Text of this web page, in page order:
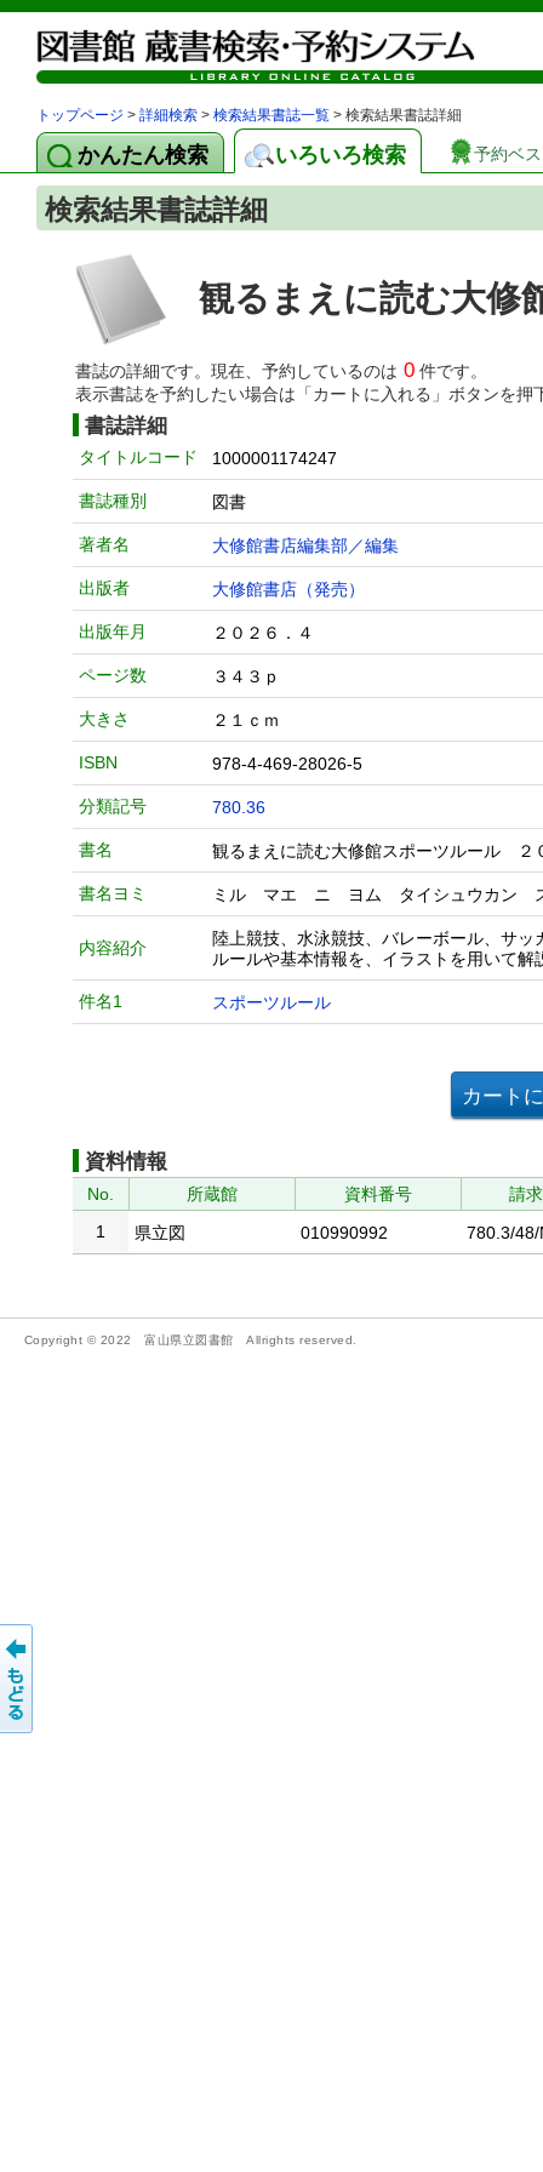
トップページ > 詳細検索 > 検索結果書誌一覧 > 検索結果書誌詳細
かんたん検索 いろいろ検索 予約ベ
検索結果書誌詳細
観るまえに読む大
書誌の詳細です。現在、予約しているのは 0 件です。
表示書誌を予約したい場合は「カートに入れる」ボタンを押
書誌詳細
タイトルコード 1000001174247
書誌種別 図書
著者名 大修館書店編集部／編集
出版者 大修館書店（発売）
出版年月 ２０２６．４
ページ数 ３４３ｐ
大きさ ２１ｃｍ
ISBN 978-4-469-28026-5
分類記号 780.36
書名 観るまえに読む大修館スポーツルール ２
書名ヨミ ミル マエ ニ ヨム タイシュウカン
内容紹介
陸上競技、水泳競技、バレーボール、サ
ルールや基本情報を、イラストを用いて解
件名1 スポーツルール
資料情報
No. 所蔵館 資料番号
請
1
県立図 010990992 780.3/48/
Copyright © 2022 富山県立図書館 Allrights reserved.